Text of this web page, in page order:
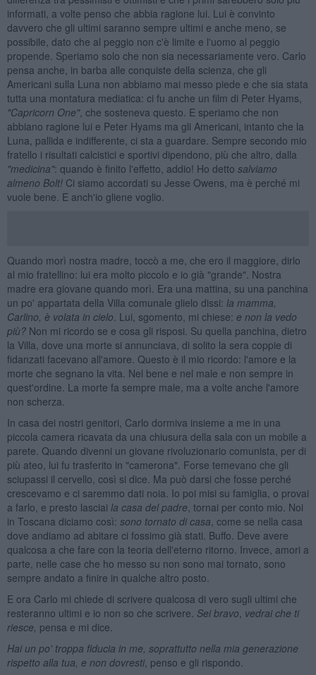
informati, a volte penso che abbia ragione lui. Lui è convinto
davvero che gli ultimi saranno sempre ultimi e anche meno, se
possibile, dato che al peggio non c'è limite e l'uomo al peggio
propende. Speriamo solo che non sia necessariamente vero. Carlo
pensa anche, in barba alle conquiste della scienza, che gli
Americani sulla Luna non abbiamo mai messo piede e che sia stata
tutta una montatura mediatica: ci fu anche un film di Peter Hyams,
"Capricorn One", che sosteneva questo. E speriamo che non
abbiano ragione lui e Peter Hyams ma gli Americani, intanto che la
Luna, pallida e indifferente, ci sta a guardare. Sempre secondo mio
fratello i risultati calcistici e sportivi dipendono, più che altro, dalla
"medicina": quando è finito l'effetto, addio! Ho detto salviamo
almeno Bolt! Ci siamo accordati su Jesse Owens, ma è perché mi
vuole bene. E anch'io gliene voglio.
Quando morì nostra madre, toccò a me, che ero il maggiore, dirlo
al mio fratellino: lui era molto piccolo e io già "grande". Nostra
madre era giovane quando morì. Era una mattina, su una panchina
un po' appartata della Villa comunale glielo dissi: la mamma,
Carlino, è volata in cielo . Lui, sgomento, mi chiese: e non la vedo
più?Non mi ricordo se e cosa gli risposi. Su quella panchina, dietro
la Villa, dove una morte si annunciava, di solito la sera coppie di
fidanzati facevano all'amore. Questo è il mio ricordo: l'amore e la
morte che segnano la vita. Nel bene e nel male e non sempre in
quest'ordine. La morte fa sempre male, ma a volte anche l'amore
non scherza.
In casa dei nostri genitori, Carlo dormiva insieme a me in una
piccola camera ricavata da una chiusura della sala con un mobile a
parete. Quando divenni un giovane rivoluzionario comunista, per di
più ateo, lui fu trasferito in "camerona". Forse temevano che gli
sciupassi il cervello, così si dice. Ma può darsi che fosse perché
crescevamo e ci saremmo dati noia. Io poi misi su famiglia, o provai
a farlo, e presto lasciai la casa del padre , tornai per conto mio. Noi
in Toscana diciamo così: sono tornato di casa , come se nella casa
dove andiamo ad abitare ci fossimo già stati. Buffo. Deve avere
qualcosa a che fare con la teoria dell'eterno ritorno. Invece, amori a
parte, nelle case che ho messo su non sono mai tornato, sono
sempre andato a finire in qualche altro posto.
E ora Carlo mi chiede di scrivere qualcosa di vero sugli ultimi che
resteranno ultimi e io non so che scrivere. Sei bravo vedrai che ti
riesce, pensa e mi dice.
Hai un po' troppa fiducia in me, soprattutto nella mia generazione
rispetto alla tua, e non dovresti, penso e gli rispondo.